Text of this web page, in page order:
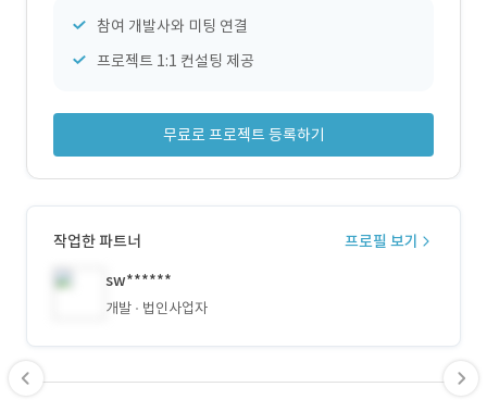
참여 개발사와 미팅 연결
프로젝트 1:1 컨설팅 제공
무료로 프로젝트 등록하기
작업한 파트너
프로필 보기
sw******
개발 법인사업자